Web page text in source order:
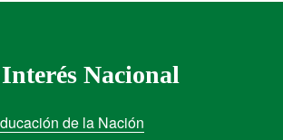
Nacional
de la Nación